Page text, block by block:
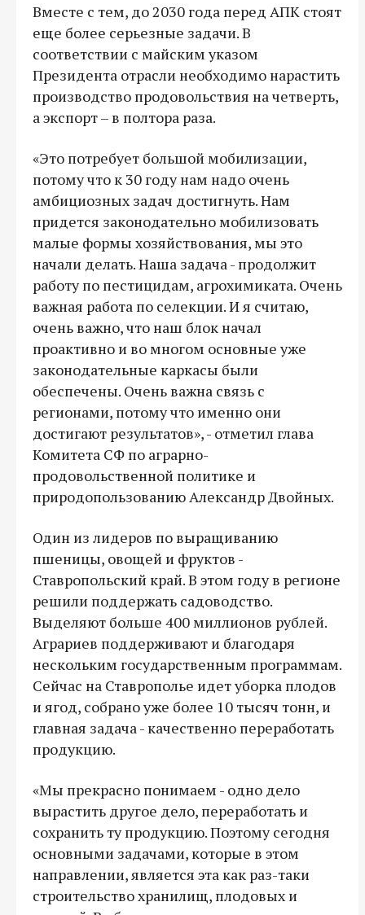
Вместе с тем, до 2030 года перед АПК стоят
еще более серьезные задачи. В
соответствии с майским указом
Президента отрасли необходимо нарастить
производство продовольствия на четверть,
а экспорт – в полтора раза.
«Это потребует большой мобилизации,
потому что к 30 году нам надо очень
амбициозных задач достигнуть. Нам
придется законодательно мобилизовать
малые формы хозяйствования, мы это
начали делать. Наша задача - продолжит
работу по пестицидам, агрохимиката. Очень
важная работа по селекции. И я считаю,
очень важно, что наш блок начал
проактивно и во многом основные уже
законодательные каркасы были
обеспечены. Очень важна связь с
регионами, потому что именно они
достигают результатов», - отметил глава
Комитета СФ по аграрно-
продовольственной политике и
природопользованию Александр Двойных.
Один из лидеров по выращиванию
пшеницы, овощей и фруктов -
Ставропольский край. В этом году в регионе
решили поддержать садоводство.
Выделяют больше 400 миллионов рублей.
Аграриев поддерживают и благодаря
нескольким государственным программам.
Сейчас на Ставрополье идет уборка плодов
и ягод, собрано уже более 10 тысяч тонн, и
главная задача - качественно переработать
продукцию.
«Мы прекрасно понимаем - одно дело
вырастить другое дело, переработать и
сохранить ту продукцию. Поэтому сегодня
основными задачами, которые в этом
направлении, является эта как раз-таки
строительство хранилищ, плодовых и